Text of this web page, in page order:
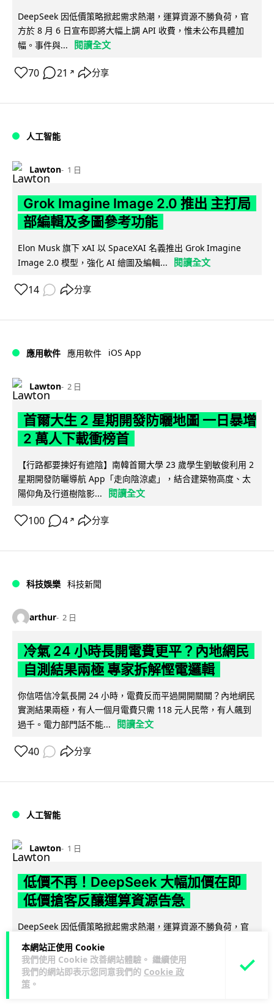
本網站正使用 Cookie
我們使用 Cookie 改善網站體驗。 繼續使用
我們的網站即表示您同意我們的 Cookie 政
策 。
DeepSeek 因低價策略掀起需求熱潮，運算資源不勝負荷，官
方於 8 月 6 日宣布即將大幅上調 API 收費，惟未公布具體加
幅。事件與...
閱讀全文
70 21 ↗ 分享
人工智能
Lawton 1 日
Grok Imagine Image 2.0 推出 主打局
部編輯及多圖參考功能
Elon Musk 旗下 xAI 以 SpaceXAI 名義推出 Grok Imagine
Image 2.0 模型，強化 AI 繪圖及編輯...
閱讀全文
14 分享
應用軟件 應用軟件 iOS App
Lawton 2 日
首爾大生 2 星期開發防曬地圖 一日暴增
2 萬人下載衝榜首
【行路都要揀好有遮陰】南韓首爾大學 23 歲學生劉敏俊利用 2
星期開發防曬導航 App「走向陰涼處」，結合建築物高度、太
陽仰角及行道樹陰影...
閱讀全文
100 4 ↗ 分享
科技娛樂 科技新聞
arthur 2 日
冷氣 24 小時長開電費更平？內地網民
自測結果兩極 專家拆解慳電邏輯
你信唔信冷氣長開 24 小時，電費反而平過開開關關？內地網民
實測結果兩極，有人一個月電費只需 118 元人民幣，有人飆到
過千。電力部門話不能...
閱讀全文
40 分享
人工智能
Lawton 1 日
低價不再！DeepSeek 大幅加價在即
低價搶客反釀運算資源告急
DeepSeek 因低價策略掀起需求熱潮，運算資源不勝負荷，官
方於 8 月 6 日宣布即將大幅上調 API 收費，惟未公布具體加
幅。事件與...
閱讀全文
70